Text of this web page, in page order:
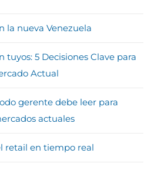
la nueva Venezuela
tuyos: 5 Decisiones Clave para
Actual
gerente debe leer para
actuales
retail en tiempo real